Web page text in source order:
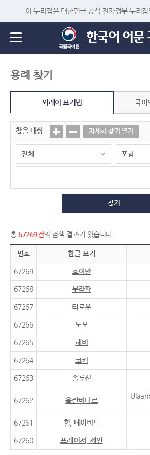
이 누리집은 대한민국 공식 전자정부 누리집
용례 찾기
외래어 표기법 국어
찾을 대상 자세히 찾기 열기
찾기
총 67269건의 검색 결과가 있습니다.
번호 한글 표기
67269 호아반
67268 부라파
67267 티로우
67266 도모
67265 헤비
67264 코키
67263 솔루션
67262 울란바타르
67261 힐, 데이비드
67260 프레이저, 제인